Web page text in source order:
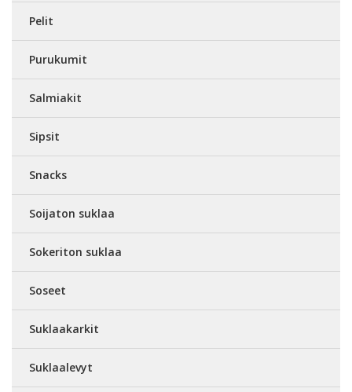
Pelit
Purukumit
Salmiakit
Sipsit
Snacks
Soijaton suklaa
Sokeriton suklaa
Soseet
Suklaakarkit
Suklaalevyt